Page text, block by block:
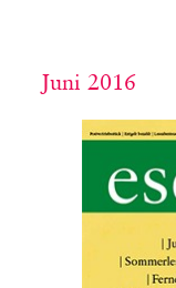
Juni 2016